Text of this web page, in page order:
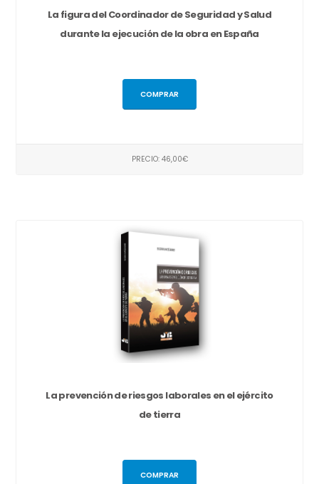
La figura del Coordinador de Seguridad y Salud
durante la ejecución de la obra en España
COMPRAR
PRECIO: 46,00€
La prevención de riesgos laborales en el ejército
de tierra
COMPRAR